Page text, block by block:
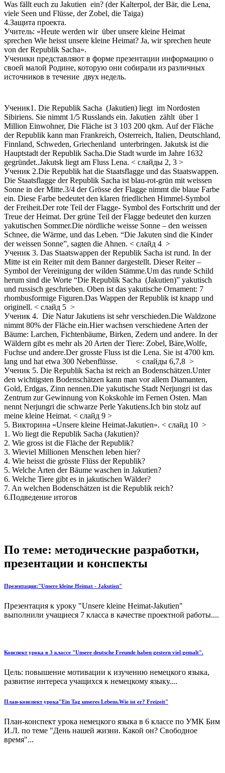
Was fällt euch zu Jakutien ein? (der Kalterpol, der Bär, die Lena,
viele Seen und Flüsse, der Zobel, die Taiga)
4.Защита проекта.
Учитель: «Heute werden wir über unsere kleine Heimat
sprechen Wie heisst unsere kleine Heimat? Ja, wir sprechen heute
von der Republik Sacha».
Ученики представляют в форме презентации информацию о
своей малой Родине, которую они собирали из различных
источников в течение двух недель.
Ученик1. Die Republik Sacha (Jakutien) liegt im Nordosten
Sibiriens. Sie nimmt 1/5 Russlands ein. Jakutien zählt über 1
Million Einwohner, Die Fläche ist 3 103 200 qkm. Auf der Fläche
der Republik kann man Frankreich, Osterreich, Italien, Deutschland,
Finnland, Schweden, Griechenland unterbringen. Jakutsk ist die
Hauptstadt der Republik Sacha.Die Stadt wurde im Jahre 1632
gegründet..Jakutsk liegt am Fluss Lena. < слайды 2, 3 >
Ученик 2.Die Republik hat die Staatsflagge und das Staatswappen.
Die Staatsflagge der Republik Sacha ist blau-rot-grün mit weissen
Sonne in der Mitte.3/4 der Grösse der Flagge nimmt die blaue Farbe
ein. Diese Farbe bedeutet den klaren friedlichen Himmel-Symbol
der Freiheit.Der rote Teil der Flagge- Symbol des Fortschritt und der
Treue der Heimat. Der grüne Teil der Flagge bedeutet den kurzen
yakutischen Sommer.Die nördliche weisse Sonne – den weissen
Schnee, die Wärme, und das Leben. “Die Jakuten sind die Kinder
der weissen Sonne”, sagten die Ahnen. < слайд 4 >
Ученик 3. Das Staatswappen der Republik Sacha ist rund. In der
Mitte ist ein Reiter mit dem Banner dargestellt. Dieser Reiter –
Symbol der Vereinigung der wilden Stämme.Um das runde Schild
herum sind die Worte “Die Republik Sacha (Jakutien)” yakutisch
und russisch geschrieben. Oben ist das yakutische Ornament: 7
rhombusformige Figuren.Das Wappen der Republik ist knapp und
originell. < слайд 5 >
Ученик 4. Die Natur Jakutiens ist sehr verschieden.Die Waldzone
nimmt 80% der Fläche ein.Hier wachsen verschiedene Arten der
Bäume: Larchen, Fichtenbäume, Birken, Zedern und andere. In der
Wäldern gibt es mehr als 20 Arten der Tiere: Zobel, Bäre,Wolfe,
Fuchse und andere.Der grosste Fluss ist die Lena. Sie ist 4700 km.
lang und hat etwa 300 Nebenflüsse. < слайды 6,7,8 >
Ученик 5. Die Republik Sacha ist reich an Bodenschätzen.Unter
den wichtigsten Bodenschätzen kann man vor allem Diamanten,
Gold, Erdgas, Zinn nennen.Die yakutische Stadt Nerjungri ist das
Zentrum zur Gewinnung von Kokskohle im Fernen Osten. Man
nennt Nerjungri die schwarze Perle Yakutiens.Ich bin stolz auf
meine kleine Heimat. < слайд 9 >
5. Викторина «Unsere kleine Heimat-Jakutien». < слайд 10 >
1. Wo liegt die Republik Sacha (Jakutien)?
2. Wie gross ist die Fläche der Republik?
3. Wieviel Millionen Menschen leben hier?
4. Wie heisst die grösste Flüss der Republik?
5. Welche Arten der Bäume waschen in Jakutien?
6. Welche Tiere gibt es in jakutischen Wälder?
7. An welchen Bodenschätzen ist die Republik reich?
6.Подведение итогов
По теме: методические разработки,
презентации и конспекты
Презентация:"Unsere kleine Heimat - Jakutien"
Презентация к уроку "Unsere kleine Heimat-Jakutien"
выполнили учащиеся 7 класса в качестве проектной работы....
Конспект урока в 3 классе "Unsere deutsche Freunde haben gestern viel gemalt".
Цель: повышение мотивации к изучению немецкого языка,
развитие интереса учащихся к немецкому языку....
План-конспект урока"Ein Tag unseres Lebens.Wie ist er? Freizeit"
План-конспект урока немецкого языка в 6 классе по УМК Бим
И.Л. по теме "День нашей жизни. Какой он? Свободное
время"...